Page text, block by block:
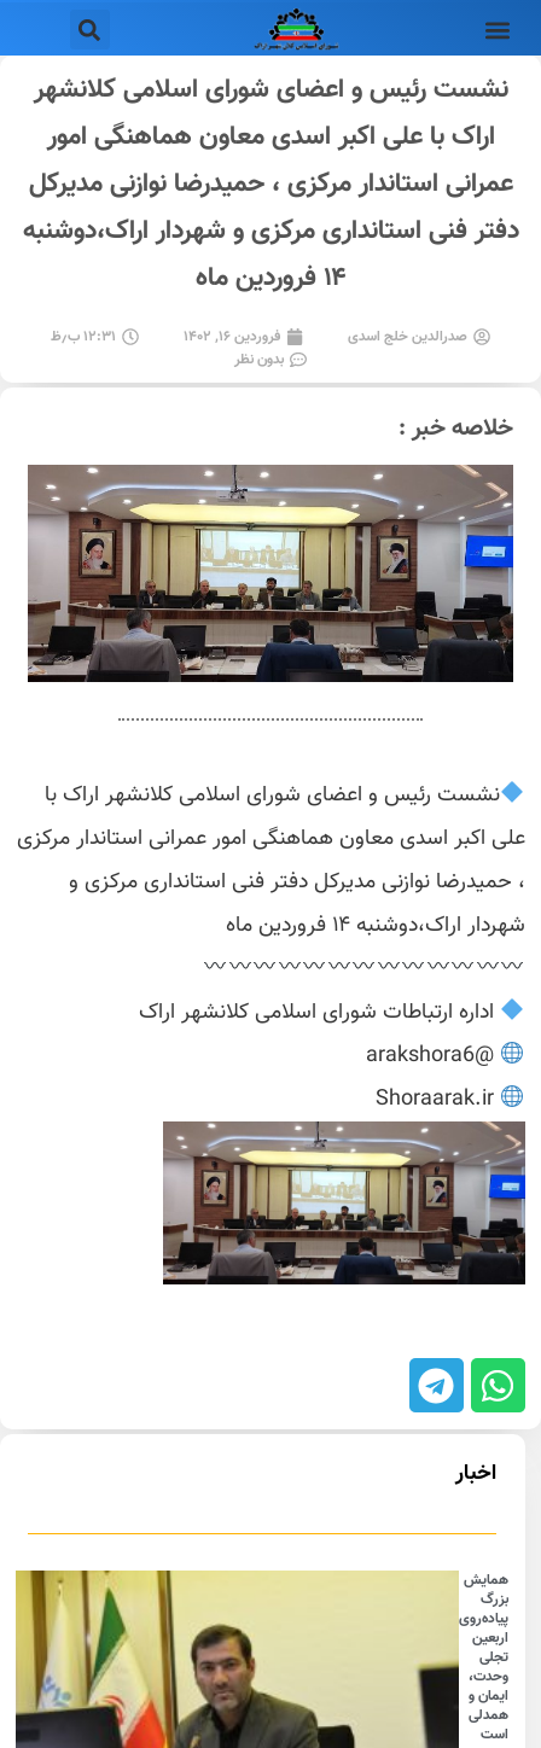
نشست رئیس و اعضای شورای اسلامی کلانشهر
اراک با علی اکبر اسدی معاون هماهنگی امور
عمرانی استاندار مرکزی ، حمیدرضا نوازنی مدیرکل
دفتر فنی استانداری مرکزی و شهردار اراک،دوشنبه
۱۴ فروردین ماه
صدرالدین خلج اسدی فروردین ۱۶, ۱۴۰۲
۱۲:۳۱ ب٫ظ
بدون نظر
خلاصه خبر :
نشست رئیس و اعضای شورای اسلامی کلانشهر اراک با
علی اکبر اسدی معاون هماهنگی امور عمرانی استاندار مرکزی
، حمیدرضا نوازنی مدیرکل دفتر فنی استانداری مرکزی و
شهردار اراک،دوشنبه ۱۴ فروردین ماه
اداره ارتباطات شورای اسلامی کلانشهر اراک
@arakshora6
Shoraarak.ir
اخبار
همایش
بزرگ
پیاده‌روی
اربعین
تجلی
وحدت،
ایمان و
همدلی
است